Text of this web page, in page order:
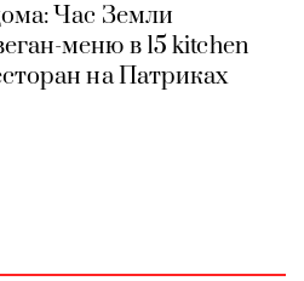
Час Земли
меню в 15 kitchen
на Патриках